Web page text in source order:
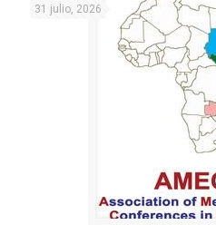
31 julio, 2026